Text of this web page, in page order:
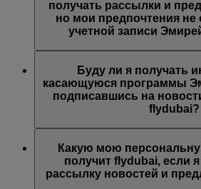
предложений Эмирейтс,
flydubai. Ваши предпочтения
вашему выбору.
получать рассылки и
но мои предпочтения не
учетной записи
связан с несколькими номерами
Эмирейтс Skywards или
совпадает с именем в вашей
Skywards. Войдите в учетную
Личные предпочтения
Буду ли я получать
касающуюся программы
подписавшись на
flydubai?
компании flydubai, включая
flydubai Holidays.
Какую мою
получит flydubai, если
рассылку новостей и